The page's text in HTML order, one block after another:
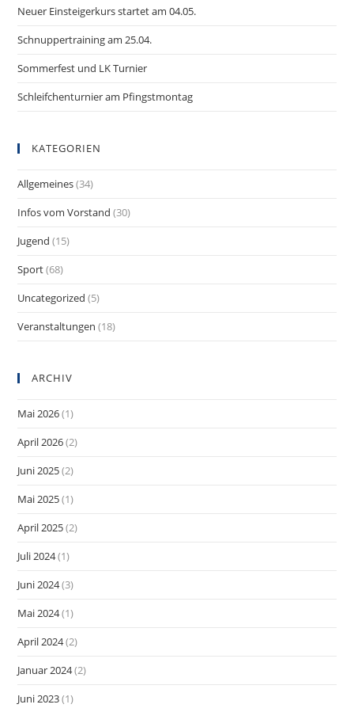
Neuer Einsteigerkurs startet am 04.05.
Schnuppertraining am 25.04.
Sommerfest und LK Turnier
Schleifchenturnier am Pfingstmontag
KATEGORIEN
Allgemeines(34)
Infos vom Vorstand (30)
Jugend (15)
Sport(68)
Uncategorized (5)
Veranstaltungen (18)
ARCHIV
Mai 2026(1)
April 2026(2)
Juni 2025(2)
Mai 2025(1)
April 2025(2)
Juli 2024(1)
Juni 2024(3)
Mai 2024(1)
April 2024(2)
Januar 2024(2)
Juni 2023(1)